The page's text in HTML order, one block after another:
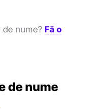
nume? Fă o
de nume